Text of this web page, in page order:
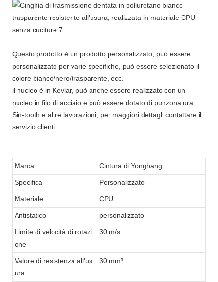
Questo prodotto è un prodotto personalizzato, può essere
personalizzato per varie specifiche, può essere selezionato il
colore bianco/nero/trasparente, ecc.
il nucleo è in Kevlar, può anche essere realizzato con un
nucleo in filo di acciaio e può essere dotato di punzonatura
Sin-tooth e altre lavorazioni; per maggiori dettagli contattare il
servizio clienti.
Marca Cintura di Yonghang
Specifica Personalizzato
Materiale CPU
Antistatico personalizzato
Limite di velocità di rotazi
one
30 m/s
Valore di resistenza all'us
ura
30 mm³